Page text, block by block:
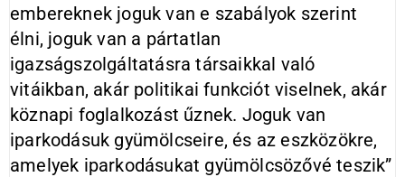
embereknek joguk van e szabályok szerint
élni, joguk van a pártatlan
igazságszolgáltatásra társaikkal való
vitáikban, akár politikai funkciót viselnek, akár
köznapi foglalkozást űznek. Joguk van
iparkodásuk gyümölcseire, és az eszközökre,
amelyek iparkodásukat gyümölcsözővé teszik”